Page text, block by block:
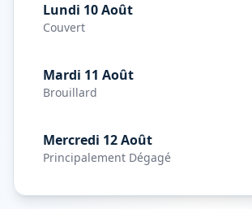
Lundi 10 Août
Couvert
Mardi 11 Août
Brouillard
Mercredi 12 Août
Principalement Dégagé